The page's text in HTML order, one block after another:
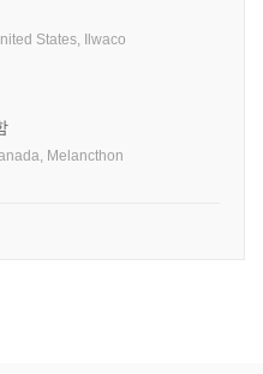
States, Ilwaco
Melancthon